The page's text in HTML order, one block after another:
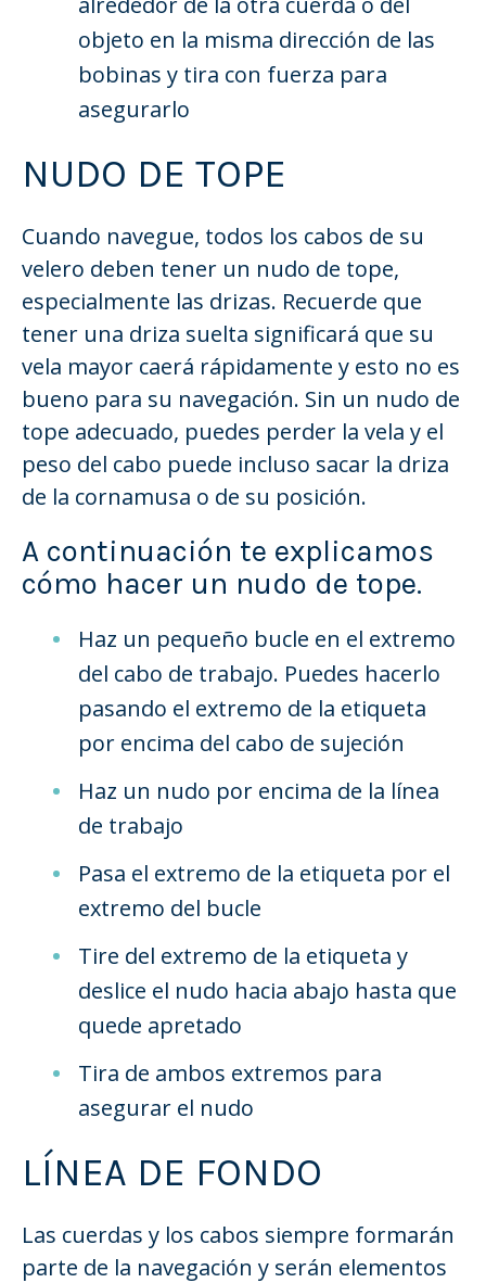
objeto en la misma dirección de las
bobinas y tira con fuerza para
asegurarlo
NUDO DE TOPE
Cuando navegue, todos los cabos de su
velero deben tener un nudo de tope,
especialmente las drizas. Recuerde que
tener una driza suelta significará que su
vela mayor caerá rápidamente y esto no es
bueno para su navegación. Sin un nudo de
tope adecuado, puedes perder la vela y el
peso del cabo puede incluso sacar la driza
de la cornamusa o de su posición.
A continuación te explicamos
cómo hacer un nudo de tope.
Haz un pequeño bucle en el extremo
del cabo de trabajo. Puedes hacerlo
pasando el extremo de la etiqueta
por encima del cabo de sujeción
Haz un nudo por encima de la línea
de trabajo
Pasa el extremo de la etiqueta por el
extremo del bucle
Tire del extremo de la etiqueta y
deslice el nudo hacia abajo hasta que
quede apretado
Tira de ambos extremos para
asegurar el nudo
LÍNEA DE FONDO
Las cuerdas y los cabos siempre formarán
parte de la navegación y serán elementos